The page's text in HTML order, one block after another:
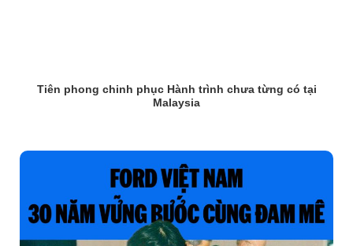
Tiên phong chinh phục Hành trình chưa từng có tại
Malaysia